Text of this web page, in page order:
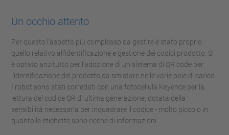
Un occhio attento
Per questo l’aspetto più complesso da gestire è stato proprio
quello relativo all'identificazione e gestione dei codici prodotto. Si
è optato anzitutto per l’adozione di un sistema di QR code per
l’identificazione del prodotto da smistare nelle varie baie di carico.
I robot sono stati corredati con una fotocellula Keyence per la
lettura del codice QR di ultima generazione, dotata della
sensibilità necessaria per inquadrare il codice - molto piccolo in
quanto le etichette sono ricche di informazioni.